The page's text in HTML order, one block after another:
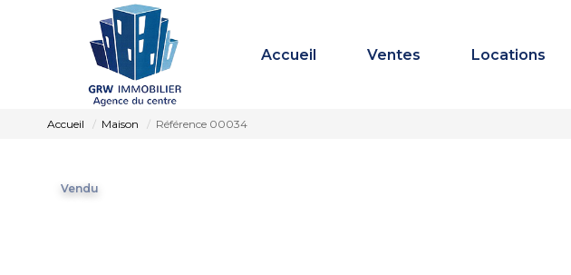
Accueil Ventes Locations
Accueil Maison Référence 00034
Vendu